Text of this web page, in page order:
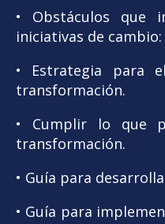
• Obstáculos que
iniciativas de cambio:
• Estrategia para
transformación.
• Cumplir lo que
transformación.
• Guía para
• Guía para